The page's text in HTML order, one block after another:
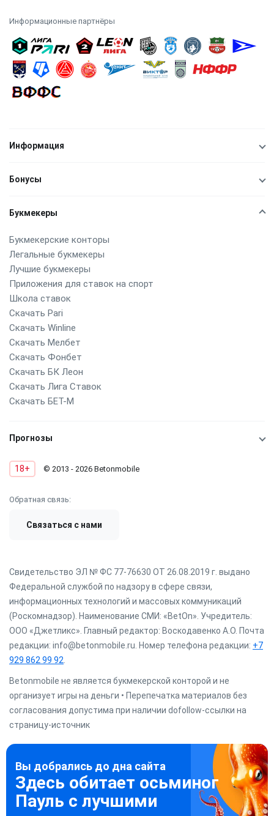
Информационные партнёры
Информация
Бонусы
Букмекеры
Букмекерские конторы
Легальные букмекеры
Лучшие букмекеры
Приложения для ставок на спорт
Школа ставок
Скачать Pari
Скачать Winline
Скачать Мелбет
Скачать Фонбет
Скачать БК Леон
Скачать Лига Ставок
Скачать БЕТ-М
Прогнозы
18+ © 2013 - 2026 Betonmobile
Обратная связь:
Связаться с нами
Свидетельство ЭЛ № ФС 77-76630 ОТ 26.08.2019 г. выдано
Федеральной службой по надзору в сфере связи,
информационных технологий и массовых коммуникаций
(Роскомнадзор). Наименование СМИ: «BetOn». Учредитель:
ООО «Джетликс». Главный редактор: Воскодавенко А.О. Почта
редакции: info@betonmobile.ru. Номер телефона редакции: +7
929 862 99 92
Betonmobile не является букмекерской конторой и не
организует игры на деньги • Перепечатка материалов без
согласования допустима при наличии dofollow-ссылки на
страницу-источник